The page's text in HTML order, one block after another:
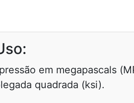
em megapascals
quadrada (ksi).